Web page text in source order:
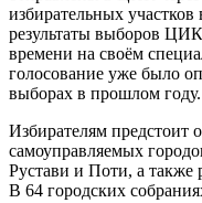
избирательных
результаты выборов
времени на своём
голосование уже было
выборах в прошлом году.
Избирателям предстоит
самоуправляемых
Рустави и Поти, а также
В 64 городских